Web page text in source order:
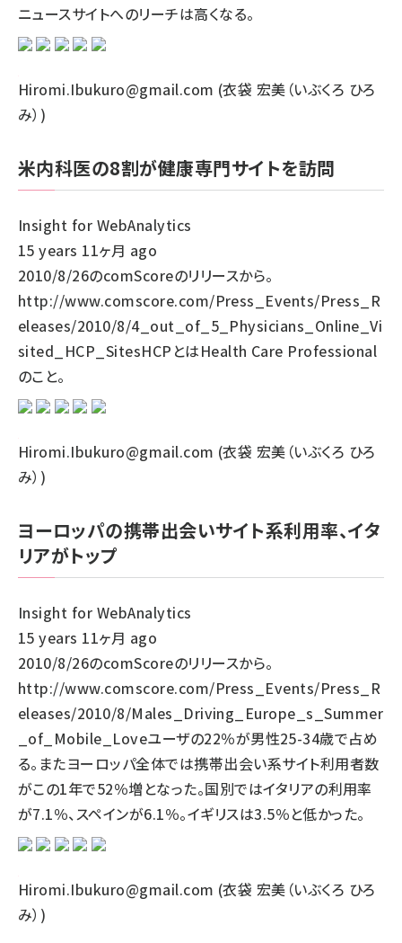
ニュースサイトへのリーチは高くなる。
Hiromi.Ibukuro@gmail.com (衣袋 宏美（いぶくろ ひろ
み）)
米内科医の8割が健康専門サイトを訪問
Insight for WebAnalytics
15 years 11ヶ月 ago
2010/8/26のcomScoreのリリースから。
http://www.comscore.com/Press_Events/Press_R
eleases/2010/8/4_out_of_5_Physicians_Online_Vi
sited_HCP_SitesHCPとはHealth Care Professional
のこと。
Hiromi.Ibukuro@gmail.com (衣袋 宏美（いぶくろ ひろ
み）)
ヨーロッパの携帯出会いサイト系利用率、イタ
リアがトップ
Insight for WebAnalytics
15 years 11ヶ月 ago
2010/8/26のcomScoreのリリースから。
http://www.comscore.com/Press_Events/Press_R
eleases/2010/8/Males_Driving_Europe_s_Summer
_of_Mobile_Loveユーザの22％が男性25-34歳で占め
る。またヨーロッパ全体では携帯出会い系サイト利用者数
がこの1年で52％増となった。国別ではイタリアの利用率
が7.1％、スペインが6.1％。イギリスは3.5％と低かった。
Hiromi.Ibukuro@gmail.com (衣袋 宏美（いぶくろ ひろ
み）)